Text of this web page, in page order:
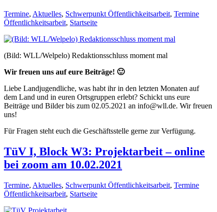
Termine, Aktuelles, Schwerpunkt Öffentlichkeitsarbeit, Termine
Öffentlichkeitsarbeit, Startseite
(Bild: WLL/Welpelo) Redaktionsschluss moment mal
Wir freuen uns auf eure Beiträge! 🙂
Liebe Landjugendliche, was habt ihr in den letzten Monaten auf
dem Land und in euren Ortsgruppen erlebt? Schickt uns eure
Beiträge und Bilder bis zum 02.05.2021 an info@wll.de. Wir freuen
uns!
Für Fragen steht euch die Geschäftsstelle gerne zur Verfügung.
TüV I, Block W3: Projektarbeit – online
bei zoom am 10.02.2021
Termine, Aktuelles, Schwerpunkt Öffentlichkeitsarbeit, Termine
Öffentlichkeitsarbeit, Startseite